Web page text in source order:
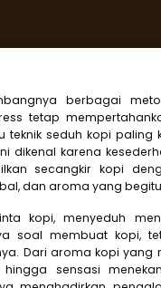
berbagai
tetap
teknik seduh kopi paling
dikenal karena
secangkir kopi
dan aroma yang
kopi, menyeduh
soal membuat kopi,
Dari aroma kopi yang
sensasi